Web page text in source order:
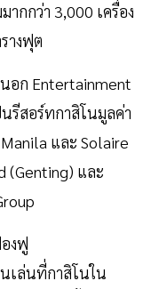
ากกว่า 3,000 เครื่อง
างฟุต
อก Entertainment
รีสอร์ทกาสิโนมูลค่า
และ Solaire
(Genting) และ
งฟู
เล่นที่กาสิโนใน